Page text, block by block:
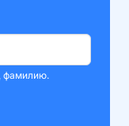
фамилию.